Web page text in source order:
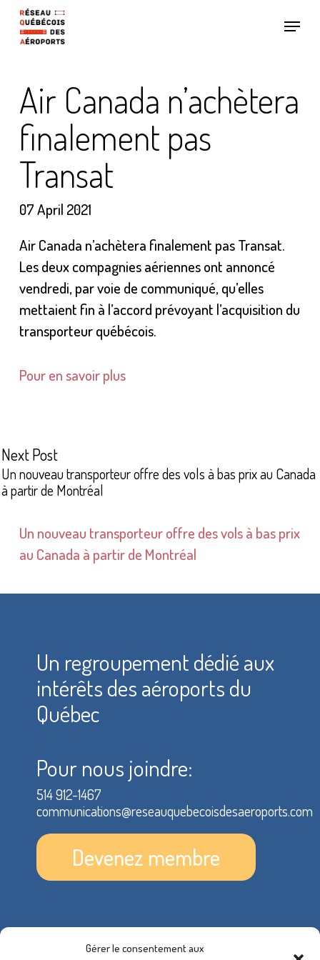
Gérer le consentement aux
Skip
Menu
Air Canada n’achètera
finalement pas
Transat
07 April 2021
Air Canada n’achètera finalement pas Transat.
Les deux compagnies aériennes ont annoncé
vendredi, par voie de communiqué, qu’elles
mettaient fin à l’accord prévoyant l’acquisition du
transporteur québécois.
Pour en savoir plus
Next Post
Un nouveau transporteur offre des vols à bas prix au Canada
à partir de Montréal
Un nouveau transporteur offre des vols à bas prix
au Canada à partir de Montréal
Un regroupement dédié aux
intérêts des aéroports du
Québec
Pour nous joindre:
514 912-1467
communications@reseauquebecoisdesaeroports.com
Devenez membre